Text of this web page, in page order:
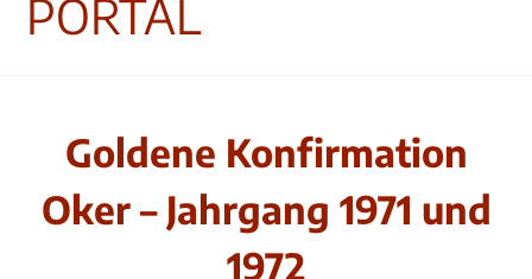
Goldene Konfirmation
Oker – Jahrgang 1971 und
1972